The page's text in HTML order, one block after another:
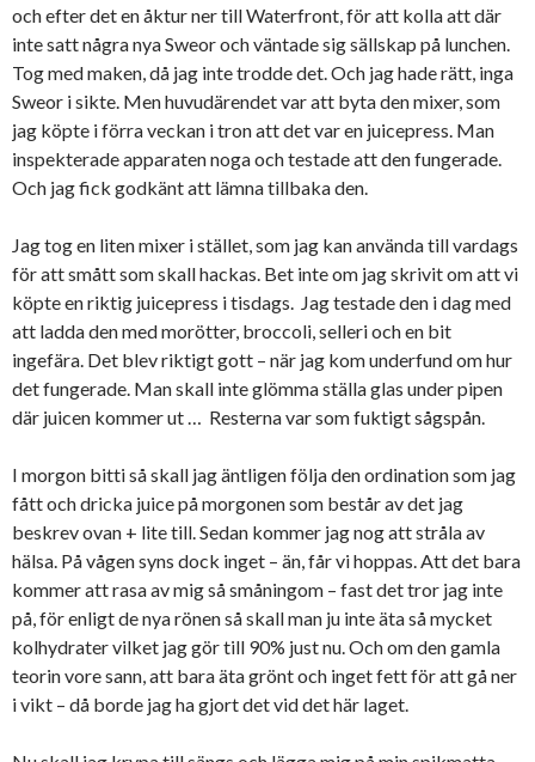
och efter det en åktur ner till Waterfront, för att kolla att där
inte satt några nya Sweor och väntade sig sällskap på lunchen.
Tog med maken, då jag inte trodde det. Och jag hade rätt, inga
Sweor i sikte. Men huvudärendet var att byta den mixer, som
jag köpte i förra veckan i tron att det var en juicepress. Man
inspekterade apparaten noga och testade att den fungerade.
Och jag fick godkänt att lämna tillbaka den.
Jag tog en liten mixer i stället, som jag kan använda till vardags
för att smått som skall hackas. Bet inte om jag skrivit om att vi
köpte en riktig juicepress i tisdags. Jag testade den i dag med
att ladda den med morötter, broccoli, selleri och en bit
ingefära. Det blev riktigt gott – när jag kom underfund om hur
det fungerade. Man skall inte glömma ställa glas under pipen
där juicen kommer ut … Resterna var som fuktigt sågspån.
I morgon bitti så skall jag äntligen följa den ordination som jag
fått och dricka juice på morgonen som består av det jag
beskrev ovan + lite till. Sedan kommer jag nog att stråla av
hälsa. På vågen syns dock inget – än, får vi hoppas. Att det bara
kommer att rasa av mig så småningom – fast det tror jag inte
på, för enligt de nya rönen så skall man ju inte äta så mycket
kolhydrater vilket jag gör till 90% just nu. Och om den gamla
teorin vore sann, att bara äta grönt och inget fett för att gå ner
i vikt – då borde jag ha gjort det vid det här laget.